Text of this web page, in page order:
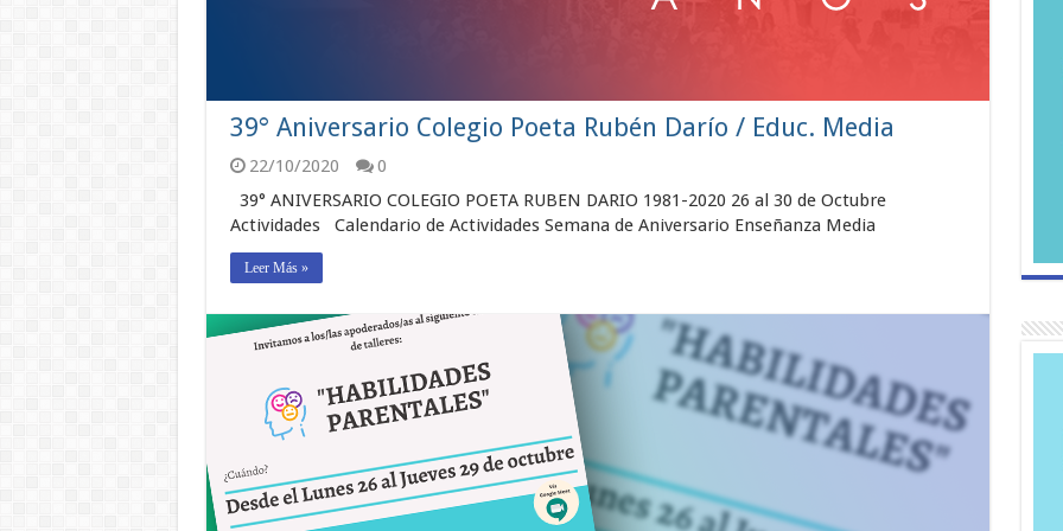
39° Aniversario Colegio Poeta Rubén Darío / Educ. Media
22/10/2020
0
39° ANIVERSARIO COLEGIO POETA RUBEN DARIO 1981-2020 26 al 30 de Octubre
Actividades Calendario de Actividades Semana de Aniversario Enseñanza Media
Leer Más »